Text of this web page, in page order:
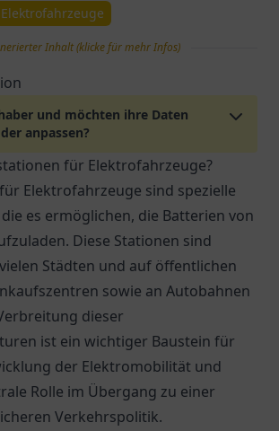
Inhalt (klicke für mehr Infos)
und möchten ihre Daten
anpassen?
für Elektrofahrzeuge?
Elektrofahrzeuge sind spezielle
es ermöglichen, die Batterien von
Diese Stationen sind
Städten und auf öffentlichen
sowie an Autobahnen
dieser
ist ein wichtiger Baustein für
der Elektromobilität und
Rolle im Übergang zu einer
Verkehrspolitik.